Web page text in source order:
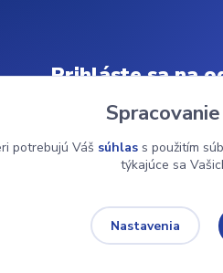
Prihláste sa na
© 2024 ZdravMed.sk |
potrebujú Váš súhlas s použitím
týkajúce sa
Nastavenia